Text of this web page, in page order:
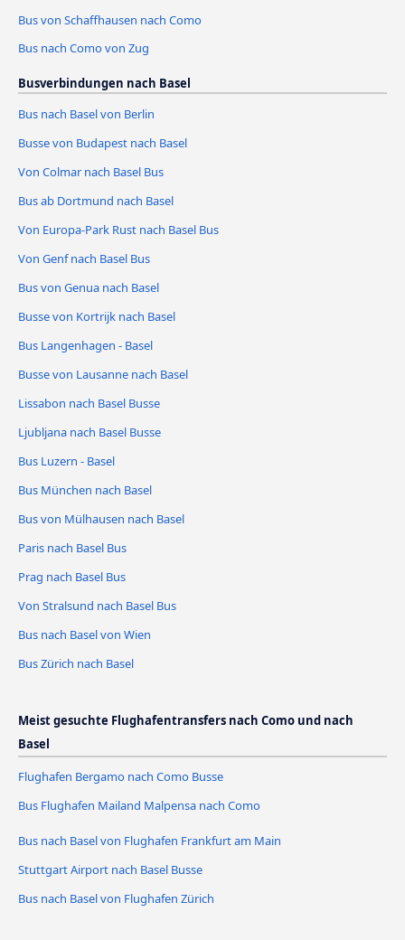
Bus von Schaffhausen nach Como
Bus nach Como von Zug
Busverbindungen nach Basel
Bus nach Basel von Berlin
Busse von Budapest nach Basel
Von Colmar nach Basel Bus
Bus ab Dortmund nach Basel
Von Europa-Park Rust nach Basel Bus
Von Genf nach Basel Bus
Bus von Genua nach Basel
Busse von Kortrijk nach Basel
Bus Langenhagen - Basel
Busse von Lausanne nach Basel
Lissabon nach Basel Busse
Ljubljana nach Basel Busse
Bus Luzern - Basel
Bus München nach Basel
Bus von Mülhausen nach Basel
Paris nach Basel Bus
Prag nach Basel Bus
Von Stralsund nach Basel Bus
Bus nach Basel von Wien
Bus Zürich nach Basel
Meist gesuchte Flughafentransfers nach Como und nach
Basel
Flughafen Bergamo nach Como Busse
Bus Flughafen Mailand Malpensa nach Como
Bus nach Basel von Flughafen Frankfurt am Main
Stuttgart Airport nach Basel Busse
Bus nach Basel von Flughafen Zürich